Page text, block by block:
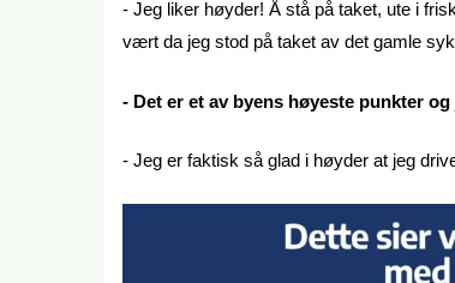
- Jeg liker høyder! Å stå på taket, ute i
vært da jeg stod på taket av det gamle
- Det er et av byens høyeste punkter
- Jeg er faktisk så glad i høyder at jeg